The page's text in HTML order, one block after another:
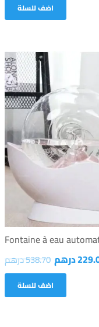
اضف للسلة
Fontaine à eau
درهم 538.70درهم
اضف للسلة